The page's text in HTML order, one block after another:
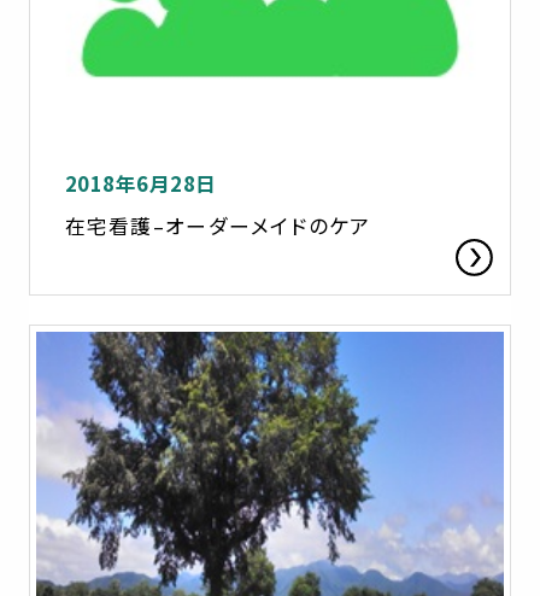
2018年6月28日
在宅看護–オーダーメイドのケア